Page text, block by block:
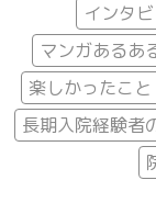
インタ
マンガあるあ
楽しかったこと
長期入院経験者